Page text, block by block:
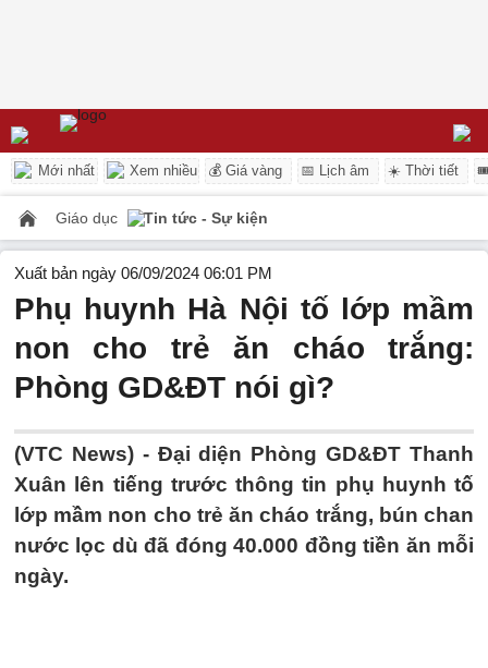
Mới nhất Xem nhiều 💰 Giá vàng 📅 Lịch âm ☀️ Thời tiết
Giáo dục Tin tức - Sự kiện
Xuất bản ngày 06/09/2024 06:01 PM
Phụ huynh Hà Nội tố lớp mầm
non cho trẻ ăn cháo trắng:
Phòng GD&ĐT nói gì?
(VTC News) - Đại diện Phòng GD&ĐT Thanh
Xuân lên tiếng trước thông tin phụ huynh tố
lớp mầm non cho trẻ ăn cháo trắng, bún chan
nước lọc dù đã đóng 40.000 đồng tiền ăn mỗi
ngày.